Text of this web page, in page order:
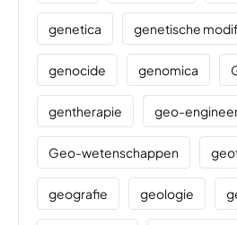
genetica genetische
genocide genomica
gentherapie geo-
Geo-wetenschappen
geografie geologie